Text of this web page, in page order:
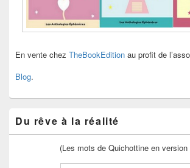
En vente chez TheBookEdition au profit de
Blog.
Du rêve à la réalité
(Les mots de Quichottine en version